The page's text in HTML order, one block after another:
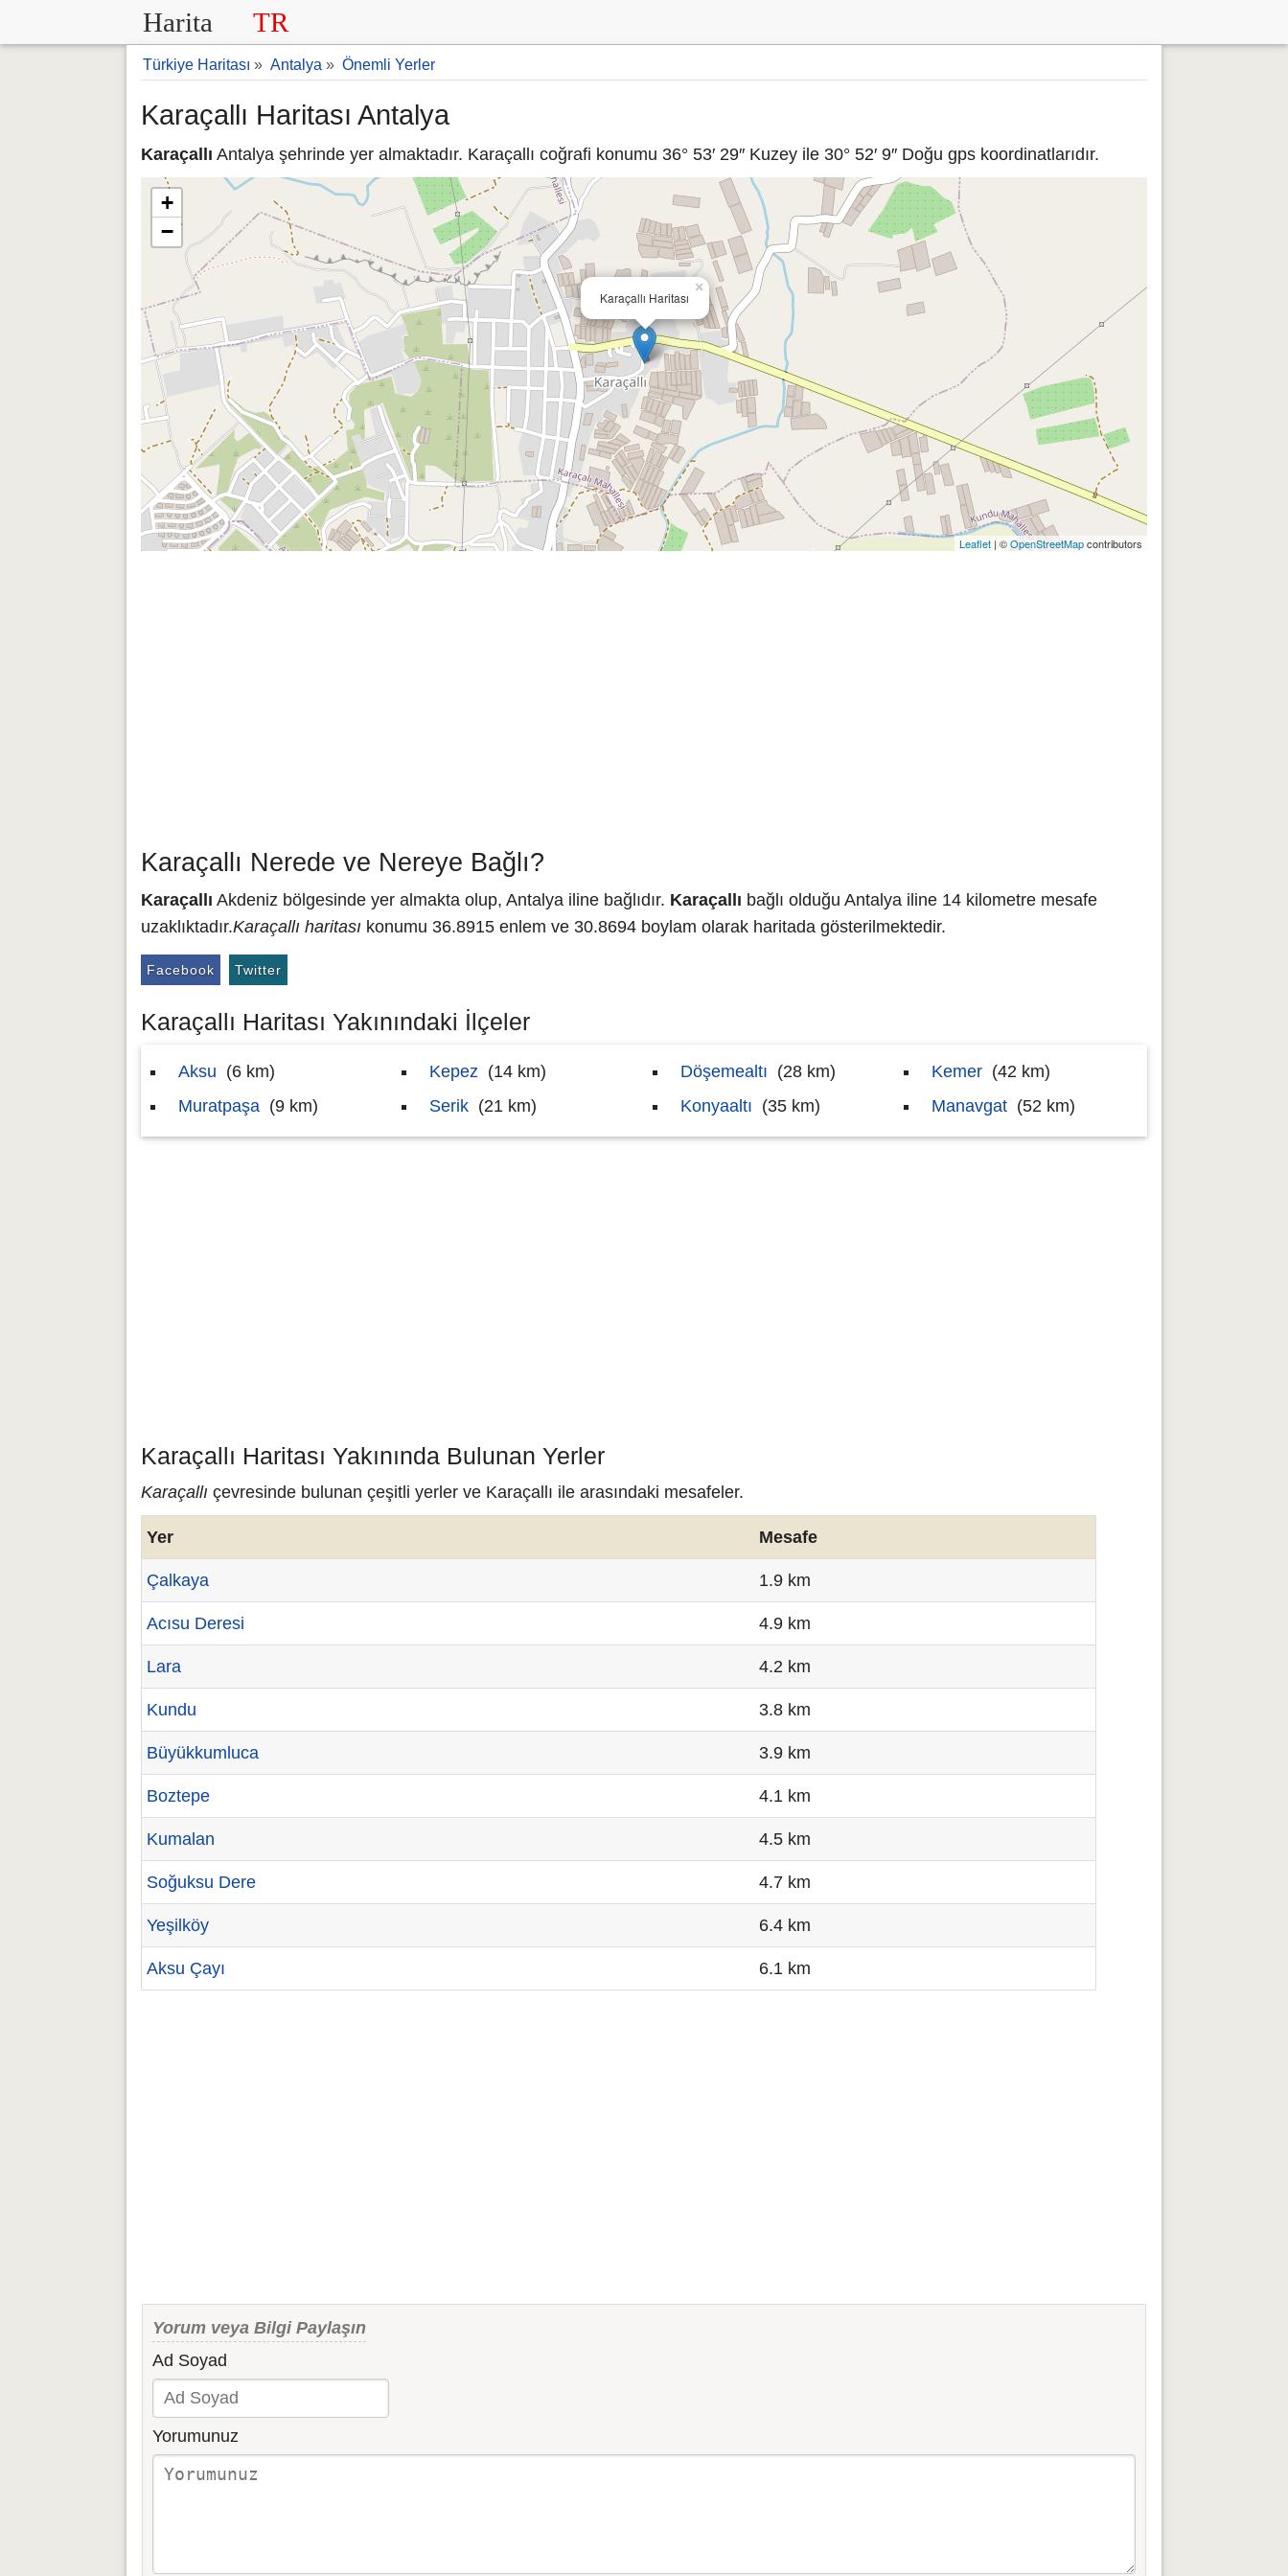
Harita TR
Türkiye Haritası » Antalya » Önemli Yerler
Karaçallı Haritası Antalya
Karaçallı Antalya şehrinde yer almaktadır. Karaçallı coğrafi konumu 36° 53′ 29″ Kuzey ile 30° 52′ 9″ Doğu gps koordinatlarıdır.
Karaçallı Haritası
×
+
−
Leaflet | ©OpenStreetMapcontributors
Karaçallı Nerede ve Nereye Bağlı?
Karaçallı Akdeniz bölgesinde yer almakta olup, Antalya iline bağlıdır. Karaçallı bağlı olduğu Antalya iline 14 kilometre mesafe
uzaklıktadır.Karaçallı haritası konumu 36.8915 enlem ve 30.8694 boylam olarak haritada gösterilmektedir.
Facebook Twitter
Karaçallı Haritası Yakınındaki İlçeler
Aksu (6 km)
Muratpaşa (9 km)
Kepez (14 km)
Serik (21 km)
Döşemealtı (28 km)
Konyaaltı (35 km)
Kemer (42 km)
Manavgat (52 km)
Karaçallı Haritası Yakınında Bulunan Yerler
Karaçallı çevresinde bulunan çeşitli yerler ve Karaçallı ile arasındaki mesafeler.
Yer Mesafe
Çalkaya 1.9 km
Acısu Deresi 4.9 km
Lara 4.2 km
Kundu 3.8 km
Büyükkumluca 3.9 km
Boztepe 4.1 km
Kumalan 4.5 km
Soğuksu Dere 4.7 km
Yeşilköy 6.4 km
Aksu Çayı 6.1 km
Yorum veya Bilgi Paylaşın
Ad Soyad
Yorumunuz